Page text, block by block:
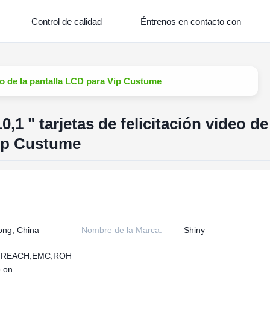
Control de calidad Éntrenos en contacto con
de la pantalla LCD para Vip Custume
" tarjetas de felicitación video
Custume
China Nombre de la Marca: Shiny
on